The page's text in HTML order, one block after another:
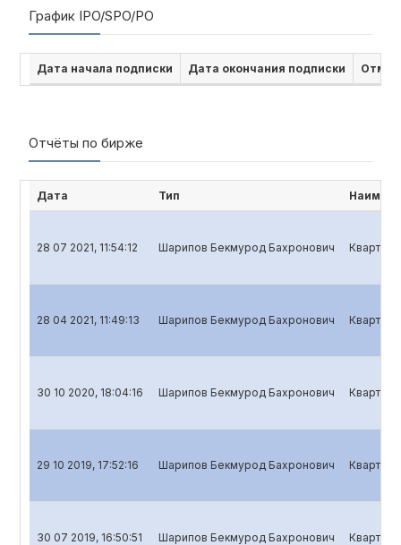
График IPO/SPO/PO
Дата начала подписки Дата окончания подписки
Отчёты по бирже
Дата Тип
28 07 2021, 11:54:12 Шарипов Бекмурод Бахронович
28 04 2021, 11:49:13 Шарипов Бекмурод Бахронович
30 10 2020, 18:04:16 Шарипов Бекмурод Бахронович
29 10 2019, 17:52:16 Шарипов Бекмурод Бахронович
30 07 2019, 16:50:51 Шарипов Бекмурод Бахронович